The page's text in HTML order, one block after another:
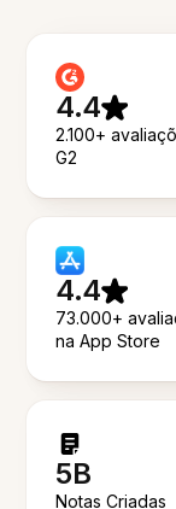
4.4
2.100+
G2
4.4
73.000+
na App Store
5B
Notas Criadas